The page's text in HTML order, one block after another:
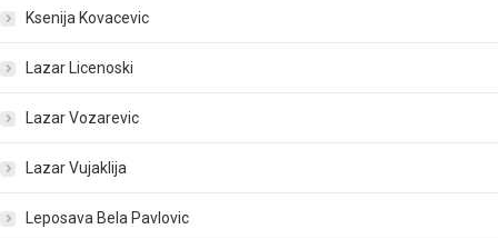
Ksenija Kovacevic
Lazar Licenoski
Lazar Vozarevic
Lazar Vujaklija
Leposava Bela Pavlovic